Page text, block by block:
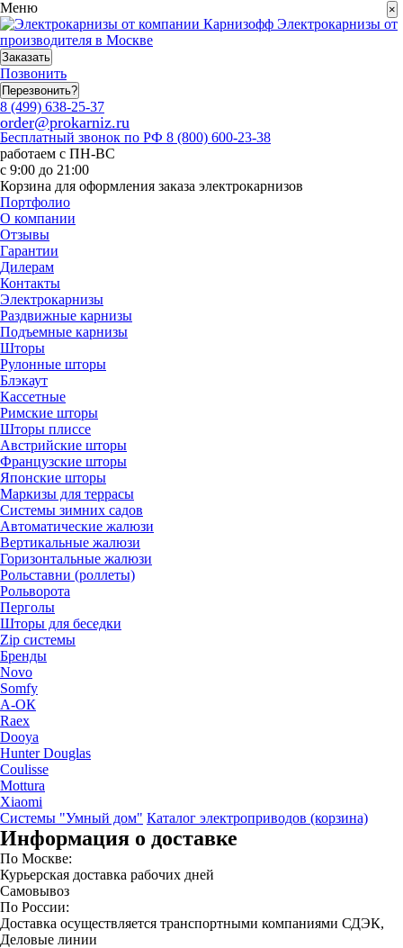
Меню
Электрокарнизы от
производителя в Москве
Заказать
Позвонить
Перезвонить?
8 (499) 638-25-37
order@prokarniz.ru
Бесплатный звонок по РФ 8 (800) 600-23-38
работаем с ПН-ВС
с 9:00 до 21:00
Корзина для оформления заказа электрокарнизов
Портфолио
О компании
Отзывы
Гарантии
Дилерам
Контакты
Электрокарнизы
Раздвижные карнизы
Подъемные карнизы
Шторы
Рулонные шторы
Блэкаут
Кассетные
Римские шторы
Шторы плиссе
Австрийские шторы
Французские шторы
Японские шторы
Маркизы для террасы
Системы зимних садов
Автоматические жалюзи
Вертикальные жалюзи
Горизонтальные жалюзи
Рольставни (роллеты)
Рольворота
Перголы
Шторы для беседки
Zip системы
Бренды
Novo
Somfy
А-ОК
Raex
Dooya
Hunter Douglas
Coulisse
Mottura
Xiaomi
Системы "Умный дом" Каталог электроприводов (корзина)
Информация о доставке
По Москве:
Курьерская доставка рабочих дней
Самовывоз
По России:
Доставка осуществляется транспортными компаниями СДЭК,
Деловые линии
×